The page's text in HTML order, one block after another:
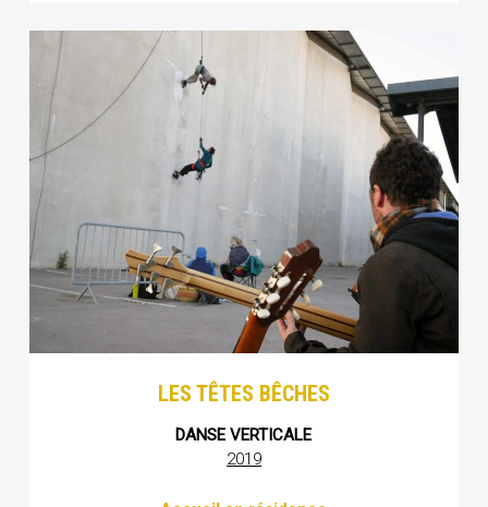
LES TÊTES BÊCHES
DANSE VERTICALE
2019